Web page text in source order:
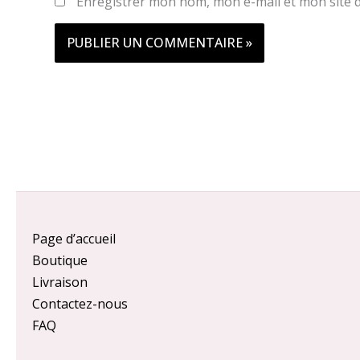
Page d’accueil
Boutique
Livraison
Contactez-nous
FAQ